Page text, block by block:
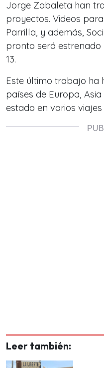
Jorge Zabaleta han
proyectos. Videos
Parrilla, y además,
pronto será
13.
Este último trabajo ha
países de Europa,
estado en varios viajes
Leer también: